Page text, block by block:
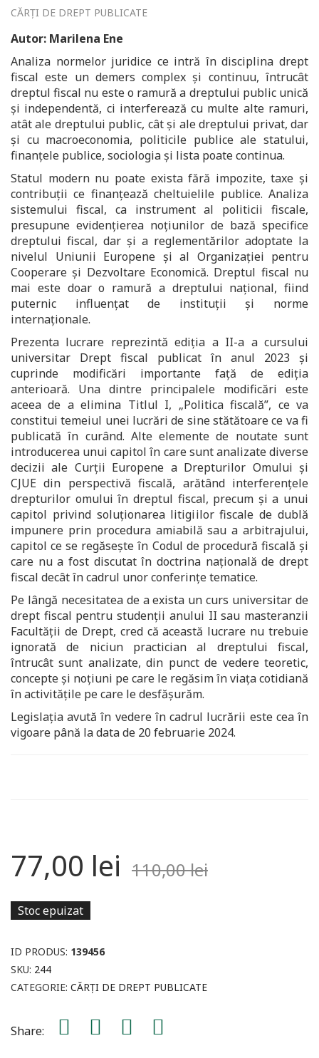
CĂRȚI DE DREPT PUBLICATE
Autor: Marilena Ene
Analiza normelor juridice ce intră în disciplina drept
fiscal este un demers complex și continuu, întrucât
dreptul fiscal nu este o ramură a dreptului public unică
și independentă, ci interferează cu multe alte ramuri,
atât ale dreptului public, cât și ale dreptului privat, dar
și cu macroeconomia, politicile publice ale statului,
finanțele publice, sociologia și lista poate continua.
Statul modern nu poate exista fără impozite, taxe și
contribuții ce finanțează cheltuielile publice. Analiza
sistemului fiscal, ca instrument al politicii fiscale,
presupune evidențierea noțiunilor de bază specifice
dreptului fiscal, dar și a reglementărilor adoptate la
nivelul Uniunii Europene și al Organizației pentru
Cooperare și Dezvoltare Economică. Dreptul fiscal nu
mai este doar o ramură a dreptului național, fiind
puternic influențat de instituții și norme
internaționale.
Prezenta lucrare reprezintă ediția a II-a a cursului
universitar Drept fiscal publicat în anul 2023 și
cuprinde modificări importante față de ediția
anterioară. Una dintre principalele modificări este
aceea de a elimina Titlul I, „Politica fiscală”, ce va
constitui temeiul unei lucrări de sine stătătoare ce va fi
publicată în curând. Alte elemente de noutate sunt
introducerea unui capitol în care sunt analizate diverse
decizii ale Curții Europene a Drepturilor Omului și
CJUE din perspectivă fiscală, arătând interferențele
drepturilor omului în dreptul fiscal, precum și a unui
capitol privind soluționarea litigiilor fiscale de dublă
impunere prin procedura amiabilă sau a arbitrajului,
capitol ce se regăsește în Codul de procedură fiscală și
care nu a fost discutat în doctrina națională de drept
fiscal decât în cadrul unor conferințe tematice.
Pe lângă necesitatea de a exista un curs universitar de
drept fiscal pentru studenții anului II sau masteranzii
Facultății de Drept, cred că această lucrare nu trebuie
ignorată de niciun practician al dreptului fiscal,
întrucât sunt analizate, din punct de vedere teoretic,
concepte și noțiuni pe care le regăsim în viața cotidiană
în activitățile pe care le desfășurăm.
Legislația avută în vedere în cadrul lucrării este cea în
vigoare până la data de 20 februarie 2024.
110,00lei
77,00 lei
Stoc epuizat
ID PRODUS: 139456
SKU: 244
CATEGORIE: CĂRȚI DE DREPT PUBLICATE
Share: